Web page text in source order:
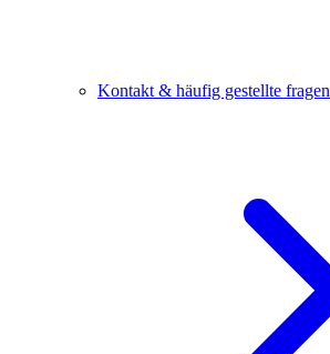
Kontakt & häufig gestellte fragen